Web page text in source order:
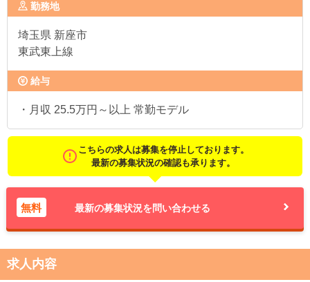
勤務地
埼玉県 新座市
東武東上線
給与
・月収 25.5万円～以上 常勤モデル
こちらの求人は募集を停止しております。
最新の募集状況の確認も承ります。
無料 最新の募集状況を問い合わせる
求人内容